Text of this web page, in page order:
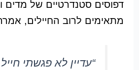
דפוסים סטנדרטיים של מדים
מתאימים לרוב החיילים,
“עדיין לא פגשתי